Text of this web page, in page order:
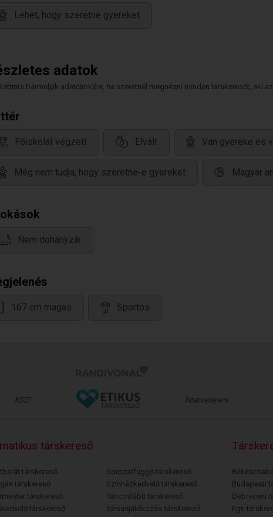
Lehet, hogy szeretne gyereket
adatok
bármelyik adatcímkére, ha szeretnél megnézni minden társkeresőt, aki
Főiskolát végzett Elvált Van gyereke és
Még nem tudja, hogy szeretne-e gyereket Magyar
Nem dohányzik
167 cm magas Sportos
ÁSZF Adatvédelem
társkereső
társkereső
társkereső
társkereső
társkereső
Sorozatfüggő társkereső
Színházkedvelő társkereső
Táncoslábú társkereső
Társasjátékozós társkereső
Budapesti
Debreceni
Egri